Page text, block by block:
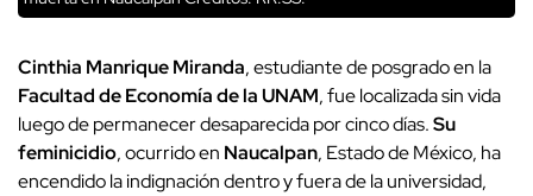
Cinthia Manrique Miranda, estudiante de posgrado en la
Facultad de Economía de la UNAM, fue localizada sin vida
luego de permanecer desaparecida por cinco días.Su
feminicidio, ocurrido en Naucalpan, Estado de México, ha
encendido la indignación dentro y fuera de la universidad,